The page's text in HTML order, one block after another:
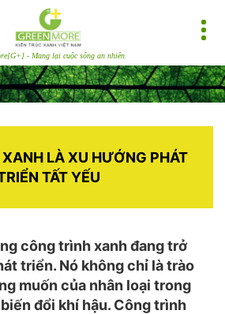
- Mang lại cuộc sống an nhiên
LÀ XU HƯỚNG PHÁT
TẤT YẾU
công trình xanh đang trở
triển. Nó không chỉ là trào
muốn của nhân loại trong
đổi khí hậu. Công trình